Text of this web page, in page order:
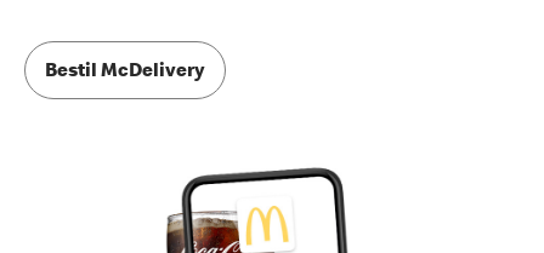
Bestil McDelivery